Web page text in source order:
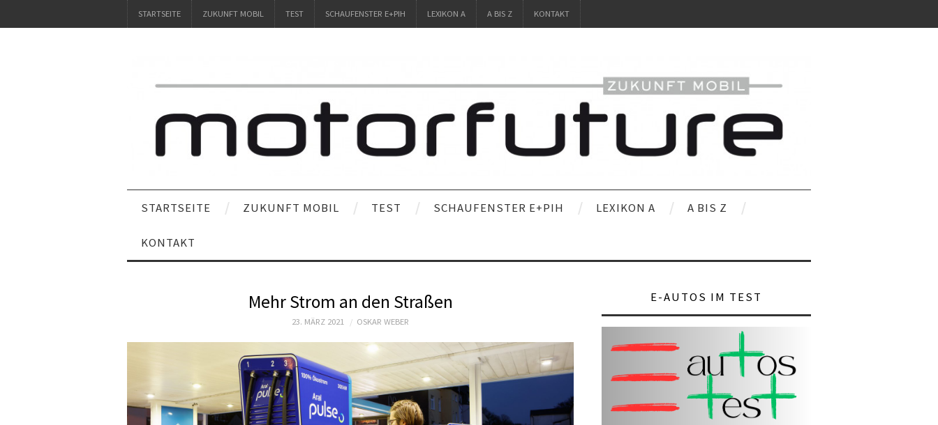
STARTSEITE ZUKUNFT MOBIL TEST SCHAUFENSTER E+PIH LEXIKON A A BIS Z KONTAKT
STARTSEITE ZUKUNFT MOBIL TEST SCHAUFENSTER E+PIH LEXIKON A A BIS Z
KONTAKT
Mehr Strom an den Straßen
23. MÄRZ 2021 OSKAR WEBER
E-AUTOS IM TEST